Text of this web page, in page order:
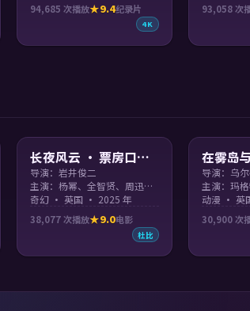
94,685 次播放 9.4纪录片
4K
93,058次
长夜风云 · 票房口碑
双爆
导演：岩井俊二
主演：杨幂、全智贤、周迅、汤姆·汉克斯
奇幻 · 英国 · 2025 年
38,077次播放 9.0电影
杜比
在雾岛
声呈现
导演：乌
动漫 · 英
30,900次